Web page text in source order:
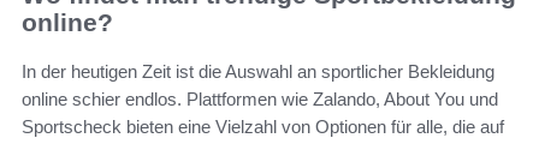
online?
In der heutigen Zeit ist die Auswahl an sportlicher Bekleidung
online schier endlos. Plattformen wie Zalando, About You und
Sportscheck bieten eine Vielzahl von Optionen für alle, die auf